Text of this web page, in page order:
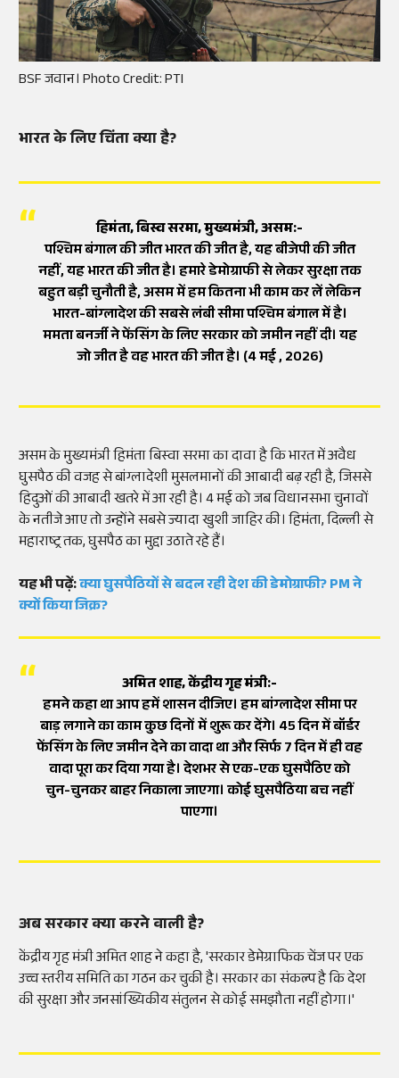
BSF जवान। Photo Credit: PTI
भारत के लिए चिंता क्या है?
हिमंता, बिस्व सरमा, मुख्यमंत्री, असम:-
पश्चिम बंगाल की जीत भारत की जीत है, यह बीजेपी की जीत
नहीं, यह भारत की जीत है। हमारे डेमोग्राफी से लेकर सुरक्षा तक
बहुत बड़ी चुनौती है, असम में हम कितना भी काम कर लें लेकिन
भारत-बांग्लादेश की सबसे लंबी सीमा पश्चिम बंगाल में है।
ममता बनर्जी ने फेंसिंग के लिए सरकार को जमीन नहीं दी। यह
जो जीत है वह भारत की जीत है। (4 मई , 2026)
असम के मुख्यमंत्री हिमंता बिस्वा सरमा का दावा है कि भारत में अवैध
घुसपैठ की वजह से बांग्लादेशी मुसलमानों की आबादी बढ़ रही है, जिससे
हिदुओं की आबादी खतरे में आ रही है। 4 मई को जब विधानसभा चुनावों
के नतीजे आए तो उन्होंने सबसे ज्यादा खुशी जाहिर की। हिमंता, दिल्ली से
महाराष्ट्र तक, घुसपैठ का मुद्दा उठाते रहे हैं।
यह भी पढ़ें:क्या घुसपैठियों से बदल रही देश की डेमोग्राफी? PM ने
क्यों किया जिक्र?
अमित शाह, केंद्रीय गृह मंत्री:-
हमने कहा था आप हमें शासन दीजिए। हम बांग्लादेश सीमा पर
बाड़ लगाने का काम कुछ दिनों में शुरू कर देंगे। 45 दिन में बॉर्डर
फेंसिंग के लिए जमीन देने का वादा था और सिर्फ 7 दिन में ही वह
वादा पूरा कर दिया गया है। देशभर से एक-एक घुसपैठिए को
चुन-चुनकर बाहर निकाला जाएगा। कोई घुसपैठिया बच नहीं
पाएगा।
अब सरकार क्या करने वाली है?
केंद्रीय गृह मंत्री अमित शाह ने कहा है, 'सरकार डेमेग्राफिक चेंज पर एक
उच्च स्तरीय समिति का गठन कर चुकी है। सरकार का संकल्प है कि देश
की सुरक्षा और जनसांख्यिकीय संतुलन से कोई समझौता नहीं होगा।'